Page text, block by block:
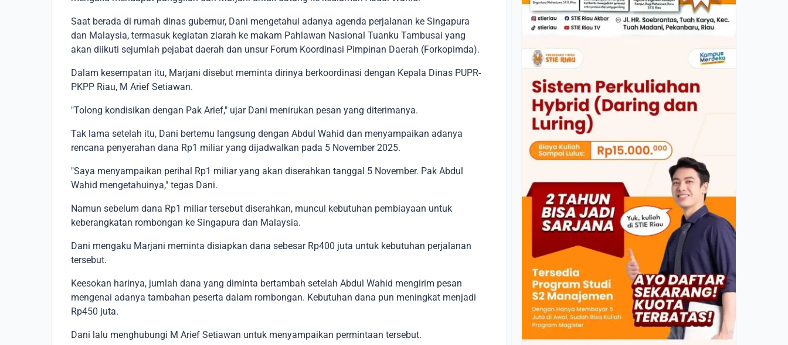
Saat berada di rumah dinas gubernur, Dani mengetahui adanya agenda perjalanan ke Singapura
dan Malaysia, termasuk kegiatan ziarah ke makam Pahlawan Nasional Tuanku Tambusai yang
akan diikuti sejumlah pejabat daerah dan unsur Forum Koordinasi Pimpinan Daerah (Forkopimda).
Dalam kesempatan itu, Marjani disebut meminta dirinya berkoordinasi dengan Kepala Dinas PUPR-
PKPP Riau, M Arief Setiawan.
"Tolong kondisikan dengan Pak Arief," ujar Dani menirukan pesan yang diterimanya.
Tak lama setelah itu, Dani bertemu langsung dengan Abdul Wahid dan menyampaikan adanya
rencana penyerahan dana Rp1 miliar yang dijadwalkan pada 5 November 2025.
"Saya menyampaikan perihal Rp1 miliar yang akan diserahkan tanggal 5 November. Pak Abdul
Wahid mengetahuinya," tegas Dani.
Namun sebelum dana Rp1 miliar tersebut diserahkan, muncul kebutuhan pembiayaan untuk
keberangkatan rombongan ke Singapura dan Malaysia.
Dani mengaku Marjani meminta disiapkan dana sebesar Rp400 juta untuk kebutuhan perjalanan
tersebut.
Keesokan harinya, jumlah dana yang diminta bertambah setelah Abdul Wahid mengirim pesan
mengenai adanya tambahan peserta dalam rombongan. Kebutuhan dana pun meningkat menjadi
Rp450 juta.
Dani lalu menghubungi M Arief Setiawan untuk menyampaikan permintaan tersebut.